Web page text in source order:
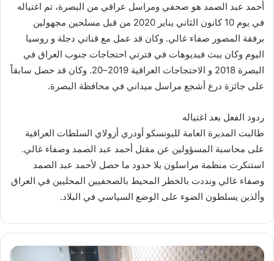
أحمد عبد الصمد هو صحفي ومراسل عراقي من البصرة، تم اغتياله
في يوم 10 كانون الثاني يناير 2020 من قبل مسلحين مجهولين
برفقة المصور صفاء غالي. وكان قد عمل مع قناتي دجلة و روسيا
اليوم وكان يبث فيديوهات في فترتي احتجاجات جنوب العراق في
البصرة 2018 و الاحتجاجات العراقية 2019–20. وكان قد حصل سابقاً
على جائزة درع أشجع مراسل ميداني في محافظة البصرة.
ردود الفعل بعد اغتياله
طالبت المديرة العامة لليونسكو أودري أزولاي السلطات العراقية
على محاسبة المسؤولين عن مقتل أحمد عبد الصمد وصفاء غالي.
استنكرت منظمة مراسلون بلا حدود ما حصل لأحمد عبد الصمد
وصفاء غالي ونددت بالخطر المحيط بالصحفيين المحليين في العراق
وألذين يسلطون الضوء على الوضع السياسي في البلاد.